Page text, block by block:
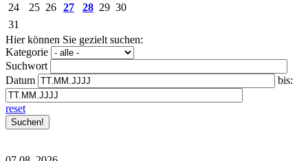
24
25 26 27 28 29 30
31
Hier können Sie gezielt suchen:
Kategorie
Suchwort
Datum
bis:
reset